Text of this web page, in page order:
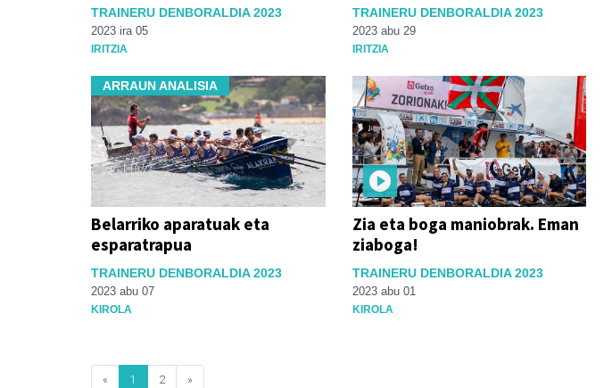
TRAINERU DENBORALDIA 2023
2023 ira 05
IRITZIA
TRAINERU DENBORALDIA 2023
2023 abu 29
IRITZIA
ARRAUN ANALISIA
Belarriko aparatuak eta
esparatrapua
TRAINERU DENBORALDIA 2023
2023 abu 07
KIROLA
Zia eta boga maniobrak. Eman
ziaboga!
TRAINERU DENBORALDIA 2023
2023 abu 01
KIROLA
« 1 2 »